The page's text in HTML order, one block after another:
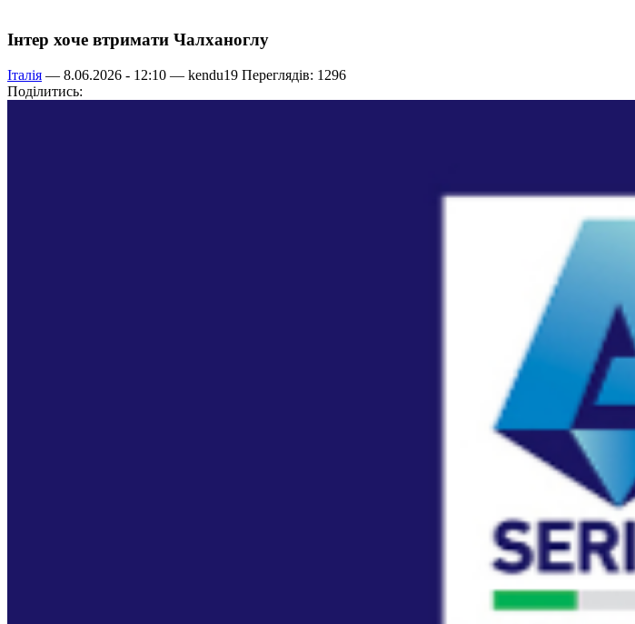
Інтер хоче втримати Чалханоглу
Італія — 8.06.2026 - 12:10 — kendu19 Переглядів: 1296
Поділитись: